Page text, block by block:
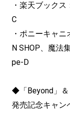
・楽天ブック
C
・ポニーキャ
N SHOP、魔法
pe-D
◆「Beyond」＆
発売記念キャン